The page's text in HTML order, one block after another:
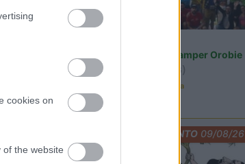
cookies on
the website
Area Sosta Camper Orobie
(BG)
Ardesio in scatola
EVENTO09/08/26